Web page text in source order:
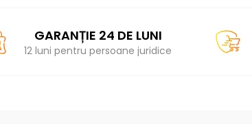
GARANȚIE 24 DE LUNI
12 luni pentru persoane juridice